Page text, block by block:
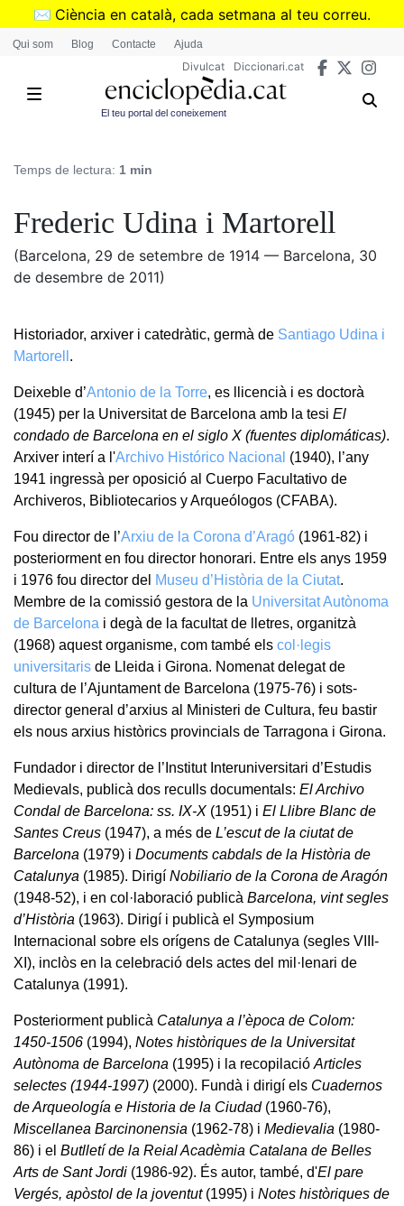
Vés
✉️ Ciència en català, cada setmana al teu correu.
➜Subscriu-te al butlletí de Divulcat
Qui som Blog Contacte Ajuda
Divulcat Diccionari.cat
El teu portal del coneixement
Temps de lectura: 1 min
Frederic Udina i Martorell
(Barcelona, 29 de setembre de 1914 — Barcelona, 30
de desembre de 2011)
Historiador, arxiver i catedràtic, germà de Santiago Udina i
Martorell .
Deixeble d’Antonio de la Torre, es llicencià i es doctorà
(1945) per la Universitat de Barcelona amb la tesi El
condado de Barcelona en el siglo X (fuentes diplomáticas).
Arxiver interí a l'Archivo Histórico Nacional (1940), l’any
1941 ingressà per oposició al Cuerpo Facultativo de
Archiveros, Bibliotecarios y Arqueólogos (CFABA).
Fou director de l’Arxiu de la Corona d’Aragó (1961-82) i
posteriorment en fou director honorari. Entre els anys 1959
i 1976 fou director del Museu d’Història de la Ciutat.
Membre de la comissió gestora de la Universitat Autònoma
de Barcelona i degà de la facultat de lletres, organitzà
(1968) aquest organisme, com també els col·legis
universitaris de Lleida i Girona. Nomenat delegat de
cultura de l’Ajuntament de Barcelona (1975-76) i sots-
director general d’arxius al Ministeri de Cultura, feu bastir
els nous arxius històrics provincials de Tarragona i Girona.
Fundador i director de l’Institut Interuniversitari d’Estudis
Medievals, publicà dos reculls documentals: El Archivo
Condal de Barcelona: ss. IX-X (1951) i El Llibre Blanc de
Santes Creus (1947), a més de L’escut de la ciutat de
Barcelona (1979) i Documents cabdals de la Història de
Catalunya (1985). Dirigí Nobiliario de la Corona de Aragón
(1948-52), i en col·laboració publicà Barcelona, vint segles
d’Història (1963). Dirigí i publicà el Symposium
Internacional sobre els orígens de Catalunya (segles VIII-
XI), inclòs en la celebració dels actes del mil·lenari de
Catalunya (1991).
Posteriorment publicà Catalunya a l’època de Colom:
1450-1506 (1994), Notes històriques de la Universitat
Autònoma de Barcelona (1995) i la recopilació Articles
selectes (1944-1997) (2000). Fundà i dirigí els Cuadernos
de Arqueología e Historia de la Ciudad(1960-76),
Miscellanea Barcinonensia (1962-78) i Medievalia (1980-
86) i el Butlletí de la Reial Acadèmia Catalana de Belles
Arts de Sant Jordi (1986-92). És autor, també, d'El pare
Vergés, apòstol de la joventut(1995) i Notes històriques de